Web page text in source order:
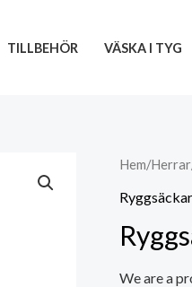
TILLBEHÖR VÄSKA I TYG
Hem/Herrar
Ryggsäckar
We are a